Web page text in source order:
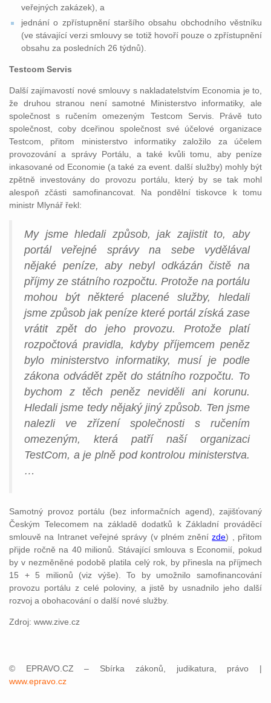
veřejných zakázek), a
jednání o zpřístupnění staršího obsahu obchodního věstníku
(ve stávající verzi smlouvy se totiž hovoří pouze o zpřístupnění
obsahu za posledních 26 týdnů).
Testcom Servis
Další zajímavostí nové smlouvy s nakladatelstvím Economia je to,
že druhou stranou není samotné Ministerstvo informatiky, ale
společnost s ručením omezeným Testcom Servis. Právě tuto
společnost, coby dceřinou společnost své účelové organizace
Testcom, přitom ministerstvo informatiky založilo za účelem
provozování a správy Portálu, a také kvůli tomu, aby peníze
inkasované od Economie (a také za event. další služby) mohly být
zpětně investovány do provozu portálu, který by se tak mohl
alespoň zčásti samofinancovat. Na pondělní tiskovce k tomu
ministr Mlynář řekl:
My jsme hledali způsob, jak zajistit to, aby
portál veřejné správy na sebe vydělával
nějaké peníze, aby nebyl odkázán čistě na
příjmy ze státního rozpočtu. Protože na portálu
mohou být některé placené služby, hledali
jsme způsob jak peníze které portál získá zase
vrátit zpět do jeho provozu. Protože platí
rozpočtová pravidla, kdyby příjemcem peněz
bylo ministerstvo informatiky, musí je podle
zákona odvádět zpět do státního rozpočtu. To
bychom z těch peněz neviděli ani korunu.
Hledali jsme tedy nějaký jiný způsob. Ten jsme
nalezli ve zřízení společnosti s ručením
omezeným, která patří naší organizaci
TestCom, a je plně pod kontrolou ministerstva.
…
Samotný provoz portálu (bez informačních agend), zajišťovaný
Českým Telecomem na základě dodatků k Základní prováděcí
smlouvě na Intranet veřejné správy (v plném zněnízde) , přitom
přijde ročně na 40 milionů. Stávající smlouva s Economií, pokud
by v nezměněné podobě platila celý rok, by přinesla na příjmech
15 + 5 milionů (viz výše). To by umožnilo samofinancování
provozu portálu z celé poloviny, a jistě by usnadnilo jeho další
rozvoj a obohacování o další nové služby.
Zdroj: www.zive.cz
© EPRAVO.CZ – Sbírka zákonů, judikatura, právo |
www.epravo.cz